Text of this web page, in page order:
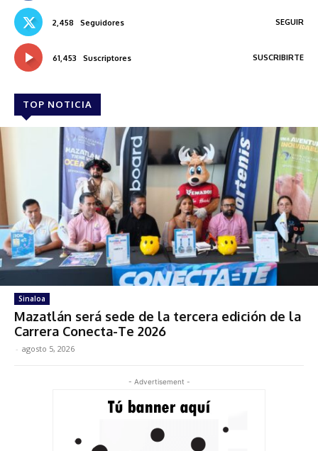
2,458 Seguidores SEGUIR
61,453 Suscriptores SUSCRIBIRTE
TOP NOTICIA
Sinaloa
Mazatlán será sede de la tercera edición de la
Carrera Conecta-Te 2026
- agosto 5, 2026
- Advertisement -